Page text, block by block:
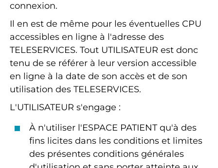
connexion.
Il en est de même pour les éventuelles CPU
accessibles en ligne à l'adresse des
TELESERVICES. Tout UTILISATEUR est donc
tenu de se référer à leur version accessible
en ligne à la date de son accès et de son
utilisation des TELESERVICES.
L'UTILISATEUR s'engage :
À n'utiliser l'ESPACE PATIENT qu'à des
fins licites dans les conditions et limites
des présentes conditions générales